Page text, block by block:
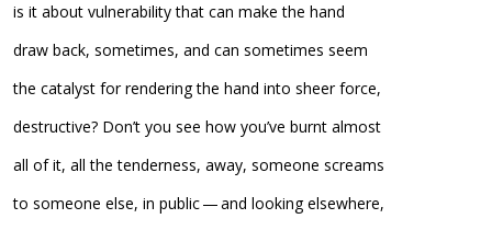
is it about vulnerability that can make the hand
draw back, sometimes, and can sometimes seem
the catalyst for rendering the hand into sheer force,
destructive? Don’t you see how you’ve burnt almost
all of it, all the tenderness, away, someone screams
to someone else, in public — and looking elsewhere,